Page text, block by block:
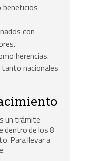
beneficios
con
herencias.
nacionales
un trámite
dentro de los 8
Para llevar a